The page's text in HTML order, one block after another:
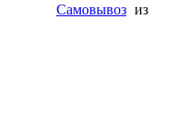
Самовывоз из